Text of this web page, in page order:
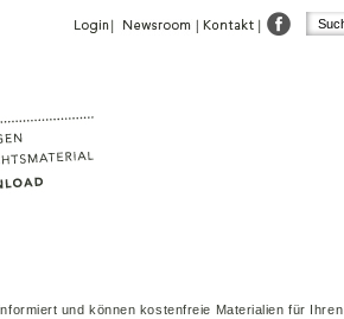
und können kostenfreie Materialien für Ihren